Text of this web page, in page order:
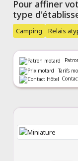
Pour affiner
type
Camping Relais
Tarifs